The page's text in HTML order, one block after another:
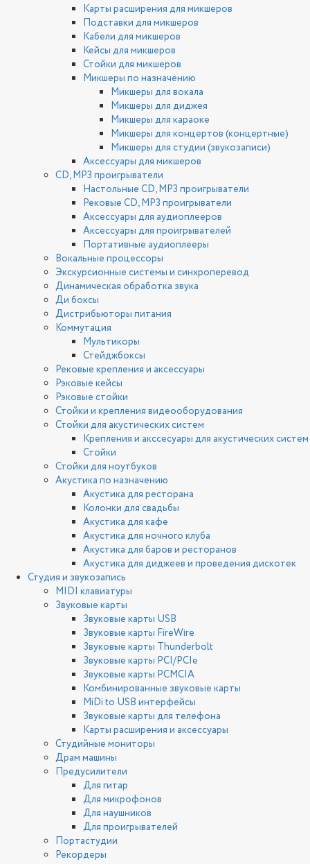
Карты расширения для микшеров
Подставки для микшеров
Кабели для микшеров
Кейсы для микшеров
Стойки для микшеров
Микшеры по назначению
Микшеры для вокала
Микшеры для диджея
Микшеры для караоке
Микшеры для концертов (концертные)
Микшеры для студии (звукозаписи)
Аксессуары для микшеров
CD, MP3 проигрыватели
Настольные CD, MP3 проигрыватели
Рековые CD, MP3 проигрыватели
Аксессуары для аудиоплееров
Аксессуары для проигрывателей
Портативные аудиоплееры
Вокальные процессоры
Экскурсионные системы и синхроперевод
Динамическая обработка звука
Ди боксы
Дистрибьюторы питания
Коммутация
Мультикоры
Стейджбоксы
Рековые крепления и аксессуары
Рэковые кейсы
Рэковые стойки
Стойки и крепления видеооборудования
Стойки для акустических систем
Крепления и акссесуары для акустических систем
Стойки
Стойки для ноутбуков
Акустика по назначению
Акустика для ресторана
Колонки для свадьбы
Акустика для кафе
Акустика для ночного клуба
Акустика для баров и ресторанов
Акустика для диджеев и проведения дискотек
Студия и звукозапись
MIDI клавиатуры
Звуковые карты
Звуковые карты USB
Звуковые карты FireWire
Звуковые карты Thunderbolt
Звуковые карты PCI/PCIe
Звуковые карты PCMCIA
Комбинированные звуковые карты
MiDi to USB интерфейсы
Звуковые карты для телефона
Карты расширения и аксессуары
Студийные мониторы
Драм машины
Предусилители
Для гитар
Для микрофонов
Для наушников
Для проигрывателей
Портастудии
Рекордеры